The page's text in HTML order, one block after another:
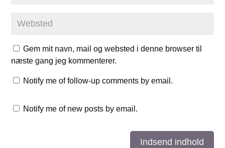
Gem mit navn, mail og websted i denne browser til
næste gang jeg kommenterer.
Notify me of follow-up comments by email.
Notify me of new posts by email.
Indsend indhold